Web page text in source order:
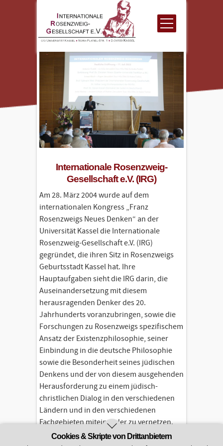
Internationale Rosenzweig-
Gesellschaft e.V. (IRG)
Am 28. März 2004 wurde auf dem
internationalen Kongress „Franz
Rosenzweigs Neues Denken“ an der
Universität Kassel die Internationale
Rosenzweig-Gesellschaft e.V. (IRG)
gegründet, die ihren Sitz in Rosenzweigs
Geburtsstadt Kassel hat. Ihre
Hauptaufgaben sieht die IRG darin, die
Auseinandersetzung mit diesem
herausragenden Denker des 20.
Jahrhunderts voranzubringen, sowie die
Forschungen zu Rosenzweigs spezifischem
Ansatz der Existenzphilosophie, seiner
Einbindung in die deutsche Philosophie
sowie die Besonderheit seines jüdischen
Denkens und der von diesem ausgehenden
Herausforderung zu einem jüdisch-
christlichen Dialog in den verschiedenen
Ländern und in den verschiedenen
Fachgebieten miteinander zu vernetzen.
Cookies & Skripte von Drittanbietern